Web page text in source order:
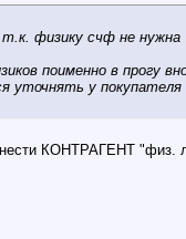
т.к. физику счф не нужна
поименно в прогу
уточнять у
КОНТРАГЕНТ "физ.